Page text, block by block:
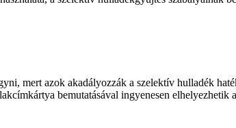
mert azok akadályozzák a szelektív hulladék
bemutatásával ingyenesen